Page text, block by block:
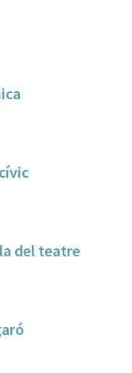
del teatre